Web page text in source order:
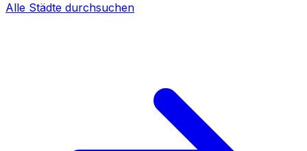
Alle Städte durchsuchen